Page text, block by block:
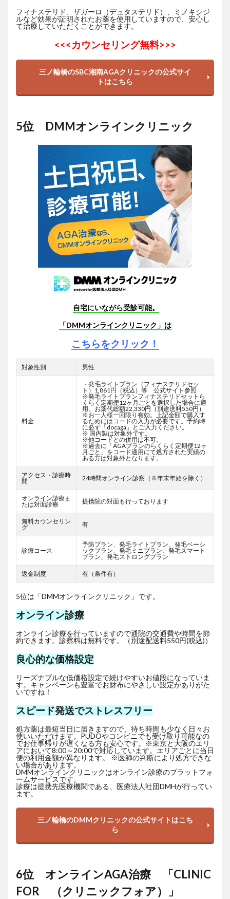
フィナステリド、ザガーロ（デュタステリド）、ミノキシジ
ルなど効果が証明されたお薬を使用していますので、安心し
て治療していただくことができます。
<<<カウンセリング無料>>>
三ノ輪橋のSBC湘南AGAクリニックの公式サイ
トはこちら
5位 DMMオンラインクリニック
自宅にいながら受診可能。
「DMMオンラインクリニック」は
こちらをクリック！
対象性別 男性
料金
・発毛ライトプラン（フィナステリドセッ
ト）1,861円（税込）等 公式サイト参照
※発毛ライトプランフィナステリドセットら
くらく定期便12ヶ月ごとを選択した場合に適
用。お薬代総額22,330円（別途送料550円）
※お一人様一回限り有効。上記金額で購入す
るためにはコードの入力が必要です。予約時
に必ず「docaga」とご入力ください。
※ 国内製は対象外です。
※他コードとの併用は不可。
※過去に「AGAプランのらくらく定期便12ヶ
月ごと」をコード適用にて処方された実績の
ある方は対象外となります。
アクセス・診療時
間
24時間オンライン診察（※年末年始を除く）
オンライン診療ま
たは対面診療
提携院の対面も行っております
無料カウンセリン
グ
有
診療コース
予防プラン、発毛ライトプラン、発毛ベーシ
ックプラン、発毛ミニプラン、発毛スマート
プラン、発毛ストロングプラン
返金制度 有（条件有）
5位は「DMMオンラインクリニック」です。
オンライン診療
オンライン診療を行っていますので通院の交通費や時間を節
約できます。診察料は無料です。（別途配送料550円(税込)）
良心的な価格設定
リーズナブルな低価格設定で続けやすいお値段になっていま
す。キャンペーンも豊富でお財布にやさしい設定がありがた
いですね！
スピード発送でストレスフリー
処方薬は最短当日に届きますので、待ち時間も少なく日々お
使いいただけます。PUDOやコンビニでも受け取り可能なの
でお仕事帰りが遅くなる方も安心です。※東京と大阪のエリ
アにおいて8:00～20:00で対応しています。エリアごとに当日
便の利用金額が異なります。 ※医師の判断により処方できな
い場合があります。
DMMオンラインクリニックはオンライン診療のプラットフォ
ームサービスです。
診療は提携先医療機関である、医療法人社団DMHが行ってい
ます。
三ノ輪橋のDMMクリニックの公式サイトはこち
ら
6位 オンラインAGA治療 「CLINIC
FOR （クリニックフォア）」